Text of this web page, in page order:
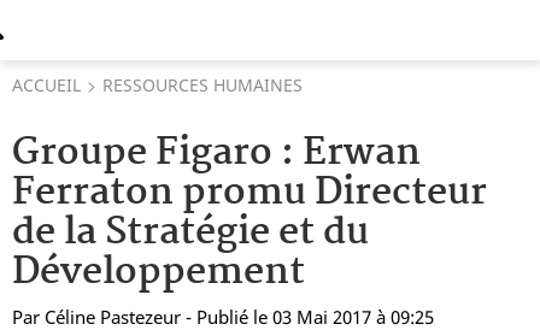
ACCUEIL RESSOURCES HUMAINES
Groupe Figaro : Erwan
Ferraton promu Directeur
de la Stratégie et du
Développement
Par Céline Pastezeur - Publié le 03 Mai 2017 à 09:25